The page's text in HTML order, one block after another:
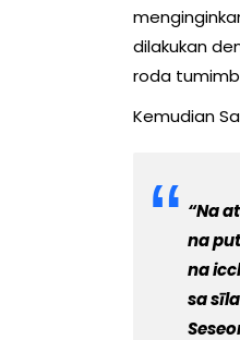
dilakukan
roda
Kemudian
“Na
na
na
sa